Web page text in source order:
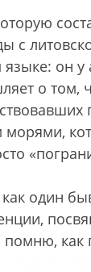
с
языке: он
о том,
один
как